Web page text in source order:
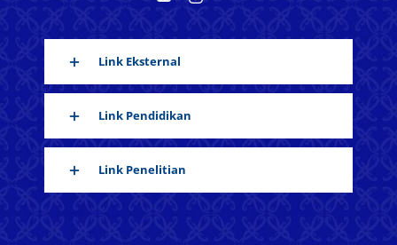
Link Eksternal
Link Pendidikan
Link Penelitian